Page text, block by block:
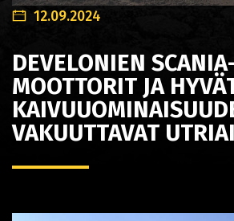
12.09.2024
DEVELONIEN
MOOTTORIT JA
VAKUUTTAVAT